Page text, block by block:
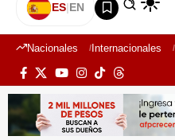
ES|EN
Nacionales Internacionales